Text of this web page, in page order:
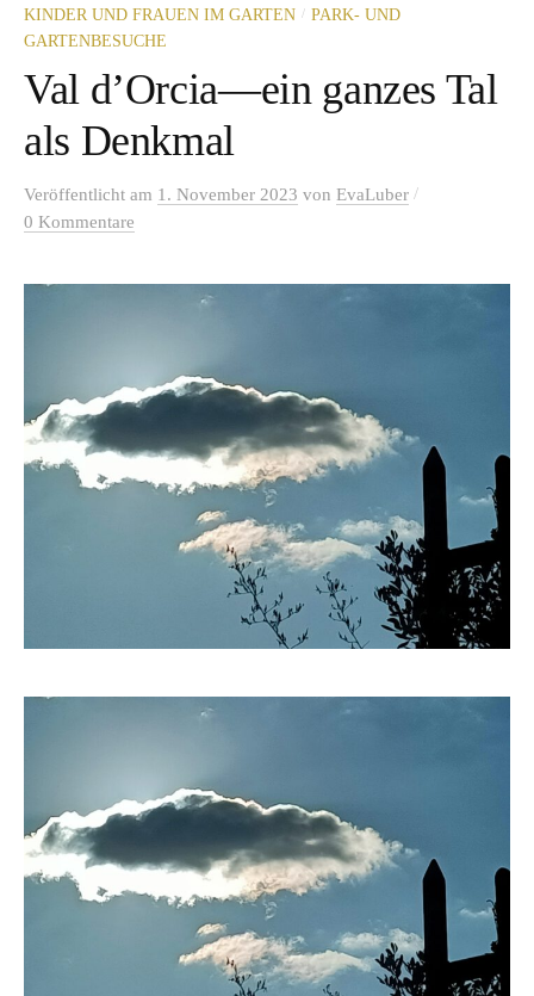
KINDER UND FRAUEN IM GARTEN / PARK- UND
GARTENBESUCHE
Val d’Orcia—ein ganzes Tal
als Denkmal
Veröffentlicht am 1. November 2023 von EvaLuber /
0 Kommentare